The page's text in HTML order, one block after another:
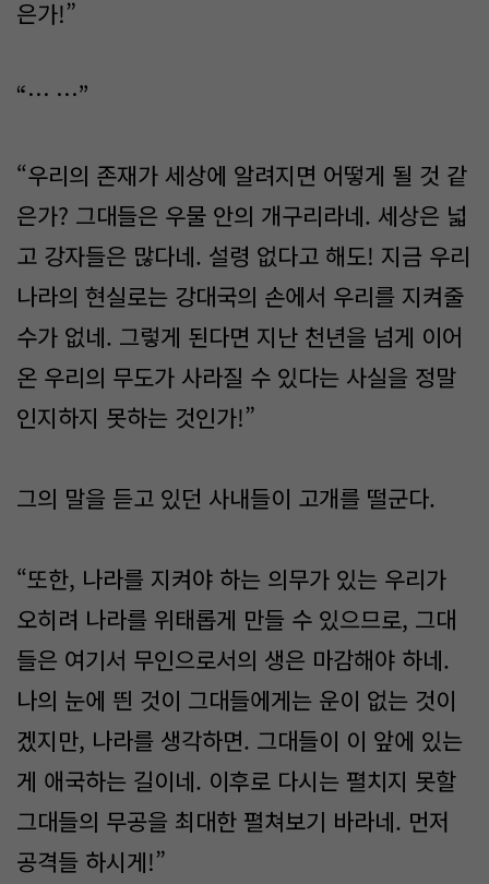
은가!”
“… …”
“우리의 존재가 세상에 알려지면 어떻게 될 것 같
은가? 그대들은 우물 안의 개구리라네. 세상은 넓
고 강자들은 많다네. 설령 없다고 해도! 지금 우리
나라의 현실로는 강대국의 손에서 우리를 지켜줄
수가 없네. 그렇게 된다면 지난 천년을 넘게 이어
온 우리의 무도가 사라질 수 있다는 사실을 정말
인지하지 못하는 것인가!”
그의 말을 듣고 있던 사내들이 고개를 떨군다.
“또한, 나라를 지켜야 하는 의무가 있는 우리가
오히려 나라를 위태롭게 만들 수 있으므로, 그대
들은 여기서 무인으로서의 생은 마감해야 하네.
나의 눈에 띈 것이 그대들에게는 운이 없는 것이
겠지만, 나라를 생각하면. 그대들이 이 앞에 있는
게 애국하는 길이네. 이후로 다시는 펼치지 못할
그대들의 무공을 최대한 펼쳐보기 바라네. 먼저
공격들 하시게!”